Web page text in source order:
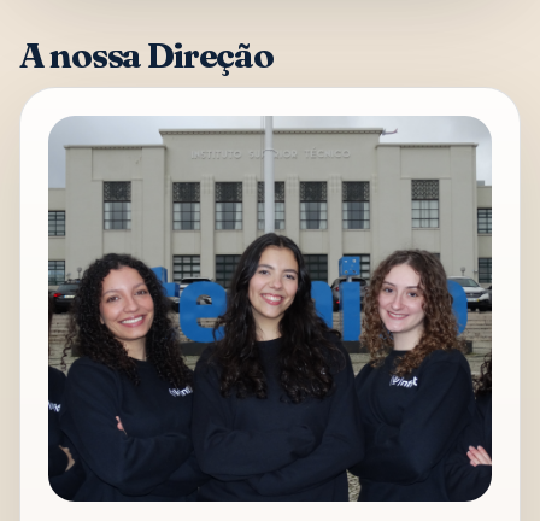
A nossa Direção